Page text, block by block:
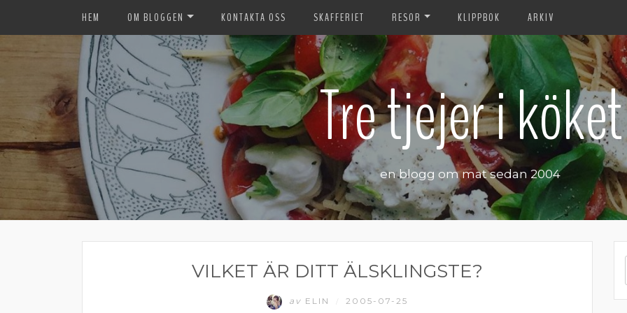
HEM OM BLOGGEN KONTAKTA OSS SKAFFERIET RESOR KLIPPBOK ARKIV
Tre tjejer i köket
en blogg om mat sedan 2004
VILKET ÄR DITT ÄLSKLINGSTE?
av ELIN 2005-07-25